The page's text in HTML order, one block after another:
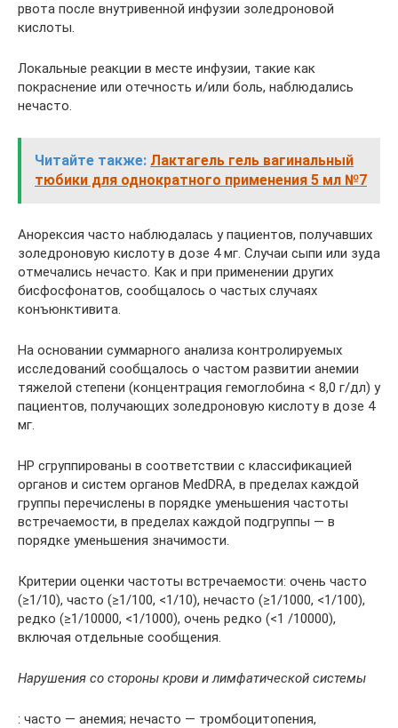
рвота после внутривенной инфузии золедроновой
кислоты.
Локальные реакции в месте инфузии, такие как
покраснение или отечность и/или боль, наблюдались
нечасто.
Читайте также: Лактагель гель вагинальный
тюбики для однократного применения 5 мл №7
Анорексия часто наблюдалась у пациентов, получавших
золедроновую кислоту в дозе 4 мг. Случаи сыпи или зуда
отмечались нечасто. Как и при применении других
бисфосфонатов, сообщалось о частых случаях
конъюнктивита.
На основании суммарного анализа контролируемых
исследований сообщалось о частом развитии анемии
тяжелой степени (концентрация гемоглобина < 8,0 г/дл) у
пациентов, получающих золедроновую кислоту в дозе 4
мг.
HP сгруппированы в соответствии с классификацией
органов и систем органов MedDRA, в пределах каждой
группы перечислены в порядке уменьшения частоты
встречаемости, в пределах каждой подгруппы — в
порядке уменьшения значимости.
Критерии оценки частоты встречаемости: очень часто
(≥1/10), часто (≥1/100, <1/10), нечасто (≥1/1000, <1/100),
редко (≥1/10000, <1/1000), очень редко (<1 /10000),
включая отдельные сообщения.
Нарушения со стороны крови и лимфатической системы
: часто — анемия; нечасто — тромбоцитопения,